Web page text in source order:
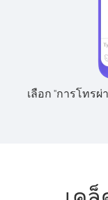
เลือก "การโทร